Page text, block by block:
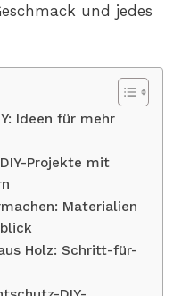
und jedes
Ideen für mehr
Projekte mit
Materialien
Holz: Schritt-für-